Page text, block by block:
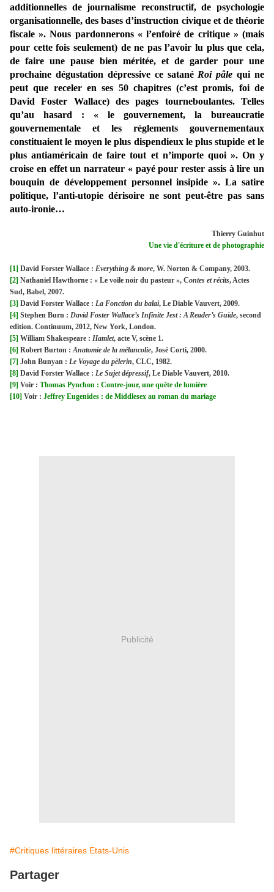
additionnelles de journalisme reconstructif, de psychologie
organisationnelle, des bases d’instruction civique et de théorie
fiscale ». Nous pardonnerons « l’enfoiré de critique » (mais
pour cette fois seulement) de ne pas l’avoir lu plus que cela,
de faire une pause bien méritée, et de garder pour une
prochaine dégustation dépressive ce satané Roi pâlequi ne
peut que receler en ses 50 chapitres (c’est promis, foi de
David Foster Wallace) des pages tourneboulantes. Telles
qu’au hasard : « le gouvernement, la bureaucratie
gouvernementale et les règlements gouvernementaux
constituaient le moyen le plus dispendieux le plus stupide et le
plus antiaméricain de faire tout et n’importe quoi ». On y
croise en effet un narrateur « payé pour rester assis à lire un
bouquin de développement personnel insipide ». La satire
politique, l’anti-utopie dérisoire ne sont peut-être pas sans
auto-ironie…
Thierry Guinhut
Une vie d'écriture et de photographie
[1] David Forster Wallace : Everything & more, W. Norton & Company, 2003.
[2] Nathaniel Hawthorne : « Le voile noir du pasteur », Contes et récits, Actes
Sud, Babel, 2007.
[3] David Forster Wallace : La Fonction du balai, Le Diable Vauvert, 2009.
[4] Stephen Burn : David Foster Wallace’s Infinite Jest : A Reader’s Guide, second
edition. Continuum, 2012, New York, London.
[5] William Shakespeare : Hamlet, acte V, scène 1.
[6] Robert Burton :Anatomie de la mélancolie, José Corti, 2000.
[7] John Bunyan : Le Voyage du pèlerin, CLC, 1982.
[8] David Forster Wallace : Le Sujet dépressif, Le Diable Vauvert, 2010.
[9] Voir : Thomas Pynchon : Contre-jour, une quête de lumière
[10] Voir : Jeffrey Eugenides : de Middlesex au roman du mariage
Publicité
#Critiques littéraires Etats-Unis
Partager